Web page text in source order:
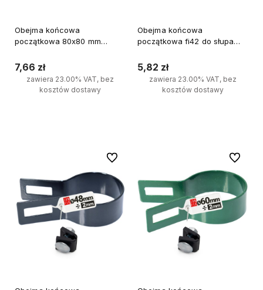
Obejma końcowa
początkowa 80x80 mm
7,66 zł
zawiera 23.00% VAT, bez
kosztów dostawy
Obejma końcowa
początkowa fi42 do słupa
5,82 zł
zawiera 23.00% VAT, bez
kosztów dostawy
Do ulubionych Do